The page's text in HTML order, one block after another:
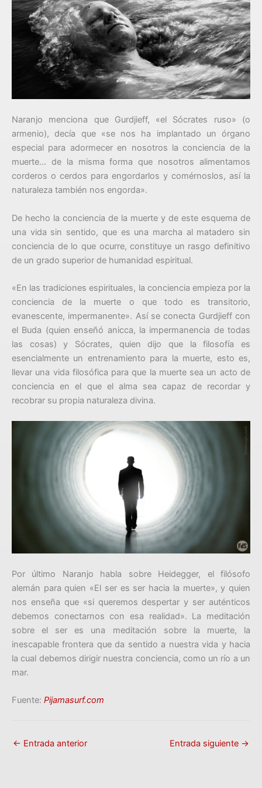
Naranjo menciona que Gurdjieff, «el Sócrates ruso» (o
armenio), decía que «se nos ha implantado un órgano
especial para adormecer en nosotros la conciencia de la
muerte… de la misma forma que nosotros alimentamos
corderos o cerdos para engordarlos y comérnoslos, así la
naturaleza también nos engorda».
De hecho la conciencia de la muerte y de este esquema de
una vida sin sentido, que es una marcha al matadero sin
conciencia de lo que ocurre, constituye un rasgo definitivo
de un grado superior de humanidad espiritual.
«En las tradiciones espirituales, la conciencia empieza por la
conciencia de la muerte o que todo es transitorio,
evanescente, impermanente». Así se conecta Gurdjieff con
el Buda (quien enseñó anicca, la impermanencia de todas
las cosas) y Sócrates, quien dijo que la filosofía es
esencialmente un entrenamiento para la muerte, esto es,
llevar una vida filosófica para que la muerte sea un acto de
conciencia en el que el alma sea capaz de recordar y
recobrar su propia naturaleza divina.
Por último Naranjo habla sobre Heidegger, el filósofo
alemán para quien «El ser es ser hacia la muerte», y quien
nos enseña que «si queremos despertar y ser auténticos
debemos conectarnos con esa realidad». La meditación
sobre el ser es una meditación sobre la muerte, la
inescapable frontera que da sentido a nuestra vida y hacia
la cual debemos dirigir nuestra conciencia, como un río a un
mar.
Fuente: Pijamasurf.com
← Entrada anterior Entrada siguiente →